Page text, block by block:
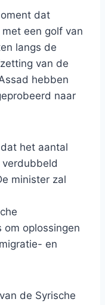
dat
een golf van
langs de
van de
hebben
naar
het aantal
verdubbeld
minister zal
om oplossingen
en
de Syrische